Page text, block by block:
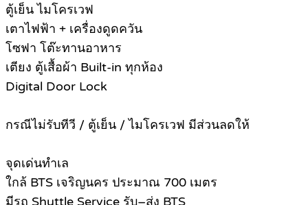
ตู้เย็น ไมโครเวฟ
เตาไฟฟ้า + เครื่องดูดควัน
โซฟา โต๊ะทานอาหาร
เตียง ตู้เสื้อผ้า Built-in ทุกห้อง
Digital Door Lock
กรณีไม่รับทีวี / ตู้เย็น / ไมโครเวฟ มีส่วนลดให้
จุดเด่นทำเล
ใกล้ BTS เจริญนคร ประมาณ 700 เมตร
มีรถ Shuttle Service รับ–ส่ง BTS